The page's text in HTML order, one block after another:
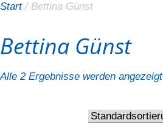
Start/ Bettina Günst
Bettina Günst
Alle 2 Ergebnisse werden angezeigt